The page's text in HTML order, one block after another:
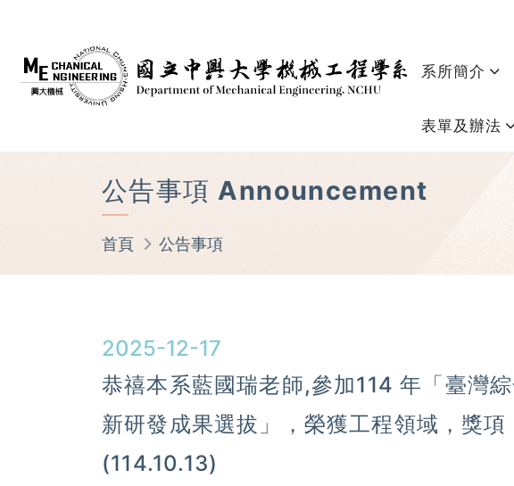
系所簡介
表單及辦法
公告事項 Announcement
首頁 公告事項
2025-12-17
恭禧本系藍國瑞老師,參加114 年「臺灣
新研發成果選拔」，榮獲工程領域，獎項
(114.10.13)